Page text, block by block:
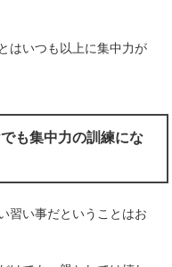
はいつも以上に集中力が
も集中力の訓練にな
習い事だということはお